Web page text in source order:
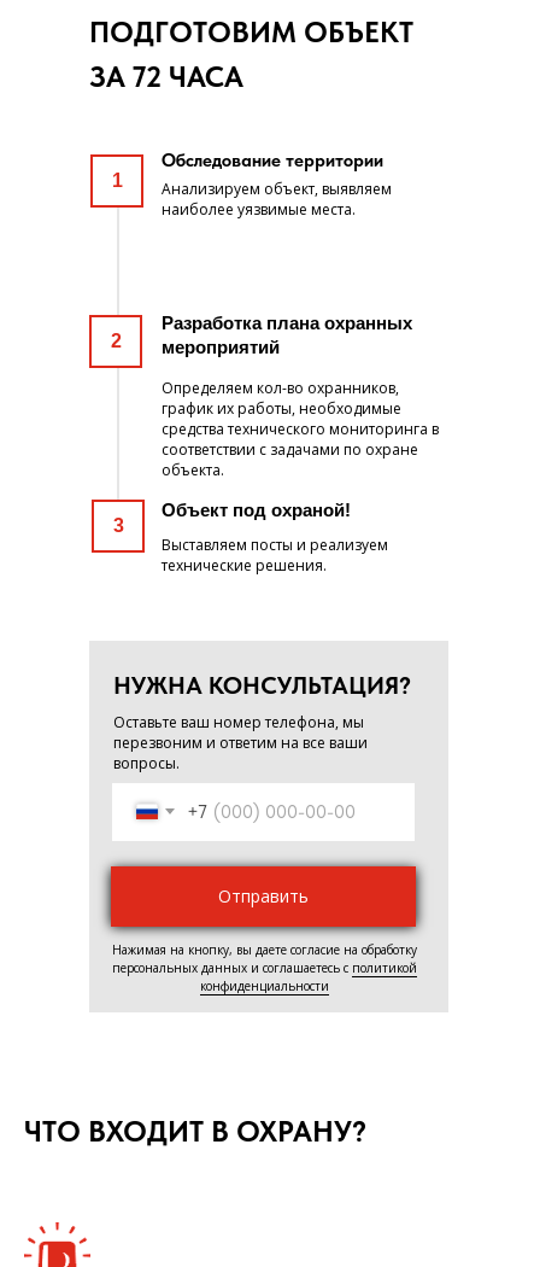
Разработка плана охранных
мероприятий
Определяем кол-во охранников,
график их работы, необходимые
средства технического мониторинга в
соответствии с задачами по охране
объекта.
Анализируем объект, выявляем
наиболее уязвимые места.
Обследование территории
Выставляем посты и реализуем
технические решения.
Объект под охраной!
1
2
3
ПОДГОТОВИМ ОБЪЕКТ
ЗА 72 ЧАСА
+7
Отправить
НУЖНА КОНСУЛЬТАЦИЯ?
Оставьте ваш номер телефона, мы
перезвоним и ответим на все ваши
вопросы.
Нажимая на кнопку, вы даете согласие на обработку
персональных данных и соглашаетесь c политикой
конфиденциальности
ЧТО ВХОДИТ В ОХРАНУ?